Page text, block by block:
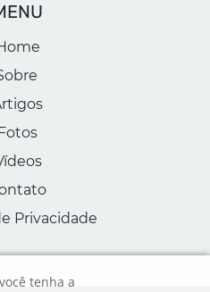
Privacidade
tenha a